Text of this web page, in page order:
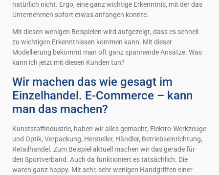
natürlich nicht. Ergo, eine ganz wichtige Erkenntnis, mit der das
Unternehmen sofort etwas anfangen konnte.
Mit diesen wenigen Beispielen wird aufgezeigt, dass es schnell
zu wichtigen Erkenntnissen kommen kann. Mit dieser
Modellierung bekommt man oft ganz spannende Ansätze. Was
kann ich jetzt mit diesen Kunden tun?
Wir machen das wie gesagt im
Einzelhandel. E-Commerce – kann
man das machen?
Kunststoffindustrie, haben wir alles gemacht, Elektro-Werkzeuge
und Optik, Verpackung, Hersteller, Händler, Betriebseinrichtung,
Retailhandel. Zum Beispiel aktuell machen wir das gerade für
den Sportverband. Auch da funktioniert es tatsächlich. Die
waren ganz happy. Mit sehr, sehr wenigen Handgriffen einer